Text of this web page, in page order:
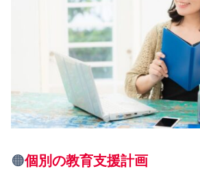
🟠個別の教育支援計画